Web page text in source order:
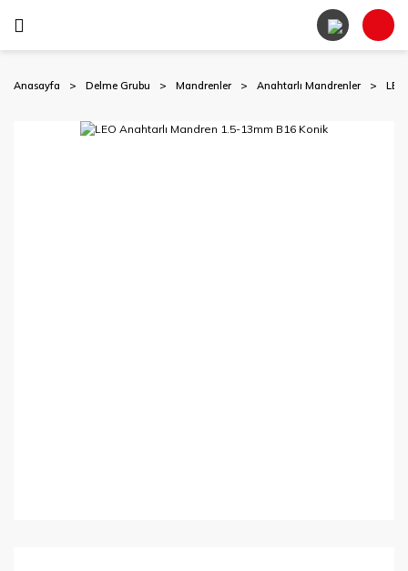
Anasayfa Delme Grubu Mandrenler Anahtarlı Mandrenler